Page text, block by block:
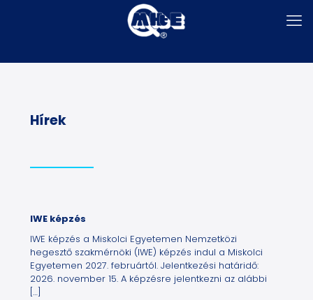
Hírek
IWE képzés
IWE képzés a Miskolci Egyetemen Nemzetközi
hegesztő szakmérnöki (IWE) képzés indul a Miskolci
Egyetemen 2027. februártól. Jelentkezési határidő:
2026. november 15. A képzésre jelentkezni az alábbi
[…]